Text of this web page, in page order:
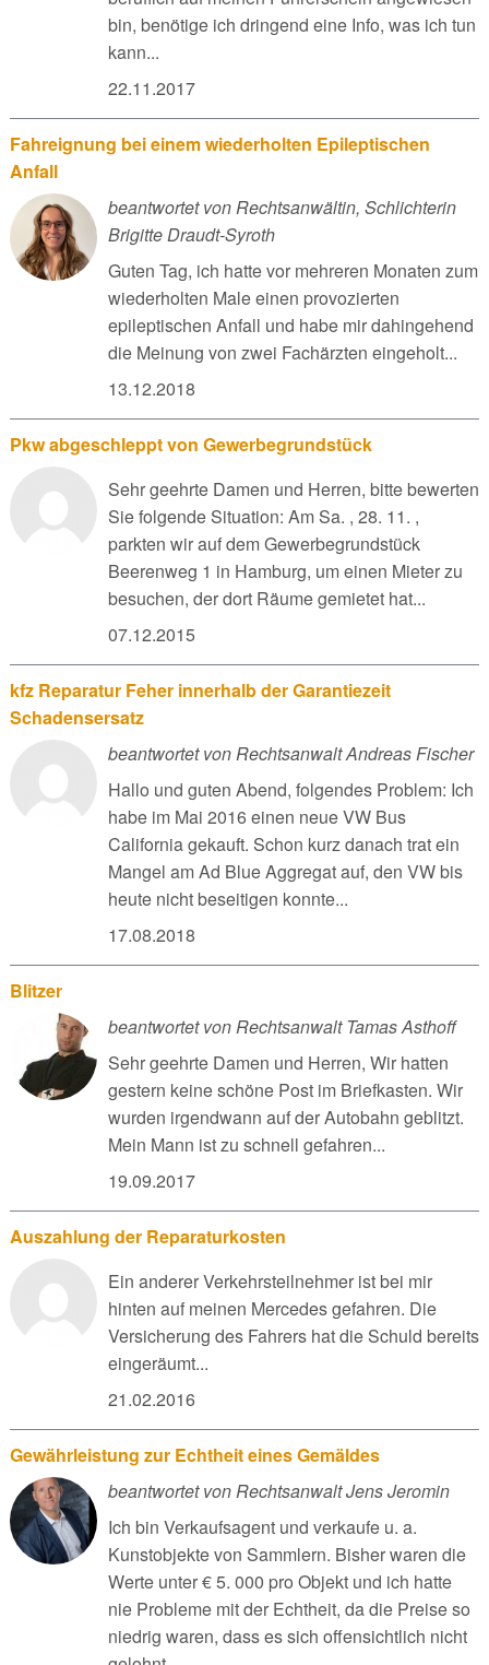
bin, benötige ich dringend eine Info, was ich tun
kann...
22.11.2017
Fahreignung bei einem wiederholten Epileptischen
Anfall
beantwortet von Rechtsanwältin, Schlichterin
Brigitte Draudt-Syroth
Guten Tag, ich hatte vor mehreren Monaten zum
wiederholten Male einen provozierten
epileptischen Anfall und habe mir dahingehend
die Meinung von zwei Fachärzten eingeholt...
13.12.2018
Pkw abgeschleppt von Gewerbegrundstück
Sehr geehrte Damen und Herren, bitte bewerten
Sie folgende Situation: Am Sa. , 28. 11. ,
parkten wir auf dem Gewerbegrundstück
Beerenweg 1 in Hamburg, um einen Mieter zu
besuchen, der dort Räume gemietet hat...
07.12.2015
kfz Reparatur Feher innerhalb der Garantiezeit
Schadensersatz
beantwortet von Rechtsanwalt Andreas Fischer
Hallo und guten Abend, folgendes Problem: Ich
habe im Mai 2016 einen neue VW Bus
California gekauft. Schon kurz danach trat ein
Mangel am Ad Blue Aggregat auf, den VW bis
heute nicht beseitigen konnte...
17.08.2018
Blitzer
beantwortet von Rechtsanwalt Tamas Asthoff
Sehr geehrte Damen und Herren, Wir hatten
gestern keine schöne Post im Briefkasten. Wir
wurden irgendwann auf der Autobahn geblitzt.
Mein Mann ist zu schnell gefahren...
19.09.2017
Auszahlung der Reparaturkosten
Ein anderer Verkehrsteilnehmer ist bei mir
hinten auf meinen Mercedes gefahren. Die
Versicherung des Fahrers hat die Schuld bereits
eingeräumt...
21.02.2016
Gewährleistung zur Echtheit eines Gemäldes
beantwortet von Rechtsanwalt Jens Jeromin
Ich bin Verkaufsagent und verkaufe u. a.
Kunstobjekte von Sammlern. Bisher waren die
Werte unter € 5. 000 pro Objekt und ich hatte
nie Probleme mit der Echtheit, da die Preise so
niedrig waren, dass es sich offensichtlich nicht